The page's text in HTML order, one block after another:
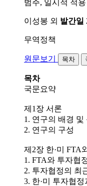
범주, 일시적 적용
이성봉 외 발간일
무역정책
원문보기 목차
목차
국문요약
제1장 서론
1. 연구의 배경 및
2. 연구의 구성
제2장 한·미 FTA
1. FTA와 투자협
2. 투자협정의 최
3. 한·미 투자협